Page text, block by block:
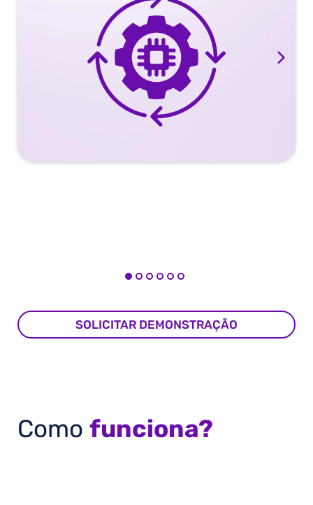
SOLICITAR DEMONSTRAÇÃO
Como funciona?